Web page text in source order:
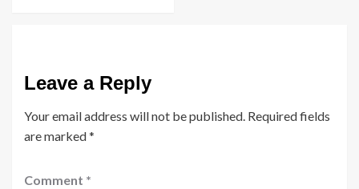
Leave a Reply
Your email address will not be published. Required fields
are marked*
Comment *